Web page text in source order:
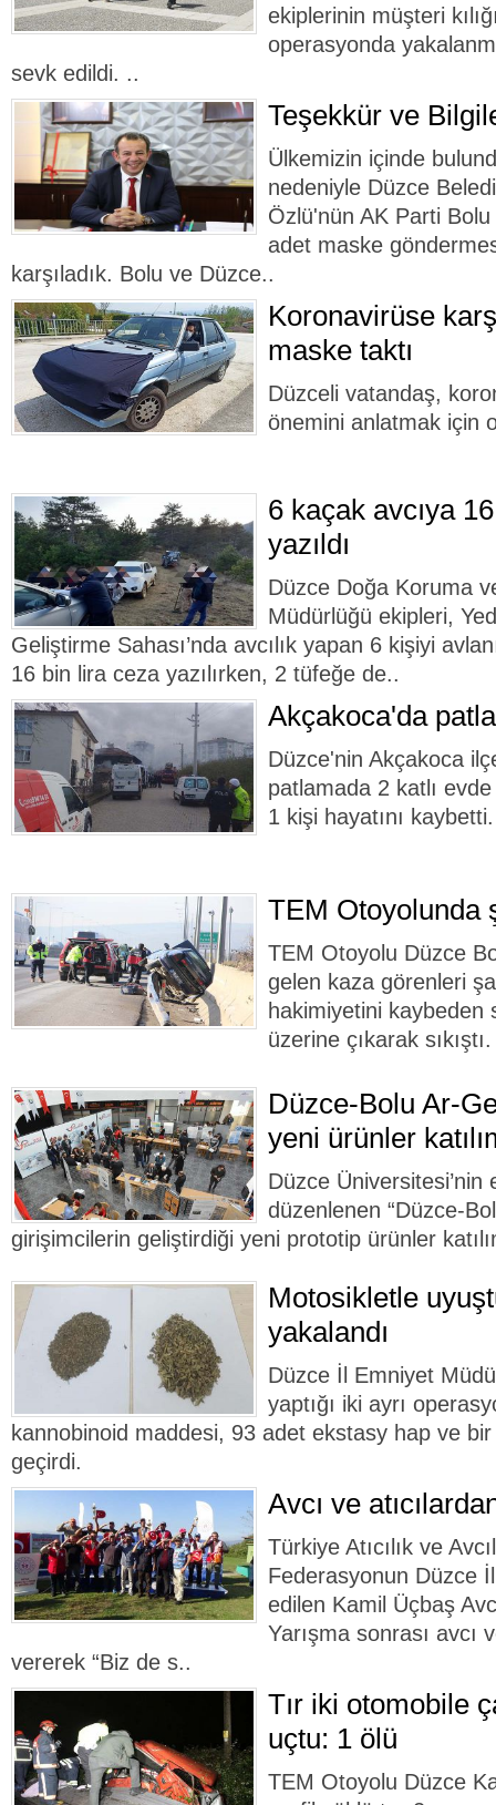
ekiplerinin müşteri
operasyonda
sevk edildi. ..
Teşekkür ve
Ülkemizin içinde
nedeniyle Düzce
Özlü'nün AK Parti Bolu
adet maske
karşıladık. Bolu ve Düzce..
Koronavirüse
maske taktı
Düzceli vatandaş,
önemini anlatmak için
6 kaçak avcıya
yazıldı
Düzce Doğa Koruma
Müdürlüğü ekipleri,
Geliştirme Sahası’nda avcılık yapan 6 kişiyi
16 bin lira ceza yazılırken, 2 tüfeğe de..
Akçakoca'da
Düzce'nin Akçakoca
patlamada 2 katlı
1 kişi hayatını kaybetti.
TEM Otoyolunda
TEM Otoyolu Düzce
gelen kaza görenleri
hakimiyetini kaybeden
üzerine çıkarak sıkıştı.
Düzce-Bolu Ar-
yeni ürünler
Düzce Üniversitesi’nin
düzenlenen “Düzce-
girişimcilerin geliştirdiği yeni prototip ürünler
Motosikletle
yakalandı
Düzce İl Emniyet
yaptığı iki ayrı
kannobinoid maddesi, 93 adet ekstasy hap ve
geçirdi.
Avcı ve
Türkiye Atıcılık ve
Federasyonun Düzce
edilen Kamil Üçbaş
Yarışma sonrası avcı
vererek “Biz de s..
Tır iki otomobile
uçtu: 1 ölü
TEM Otoyolu Düzce